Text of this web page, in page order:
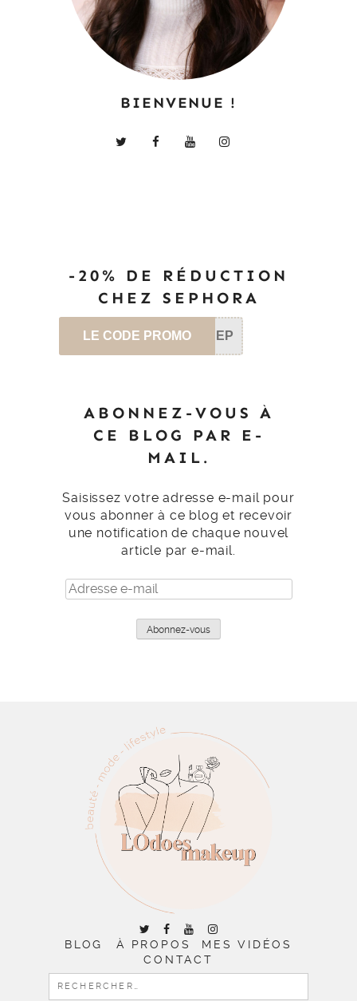
BIENVENUE !
-20% DE RÉDUCTION
CHEZ SEPHORA
LE CODE PROMO SEP
ABONNEZ-VOUS À
CE BLOG PAR E-
MAIL.
Saisissez votre adresse e-mail pour
vous abonner à ce blog et recevoir
une notification de chaque nouvel
article par e-mail.
Adresse
e-
Abonnez-vous
BLOG À PROPOS
MES VIDÉOS
CONTACT
RECHERCHER :